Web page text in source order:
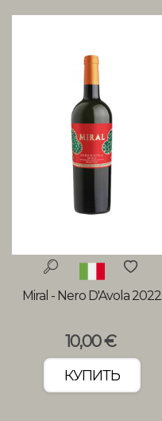
Miral - Nero D'Avola 2022
10,00 €
КУПИТЬ